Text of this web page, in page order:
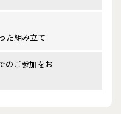
た組み立て
のご参加をお